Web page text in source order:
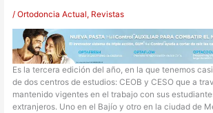
/Ortodoncia Actual, Revistas
Es la tercera edición del año, en la que tenemos
de dos centros de estudios: CEOB y CESO que a
mantenido vigentes en el trabajo con sus
extranjeros. Uno en el Bajío y otro en la ciudad de